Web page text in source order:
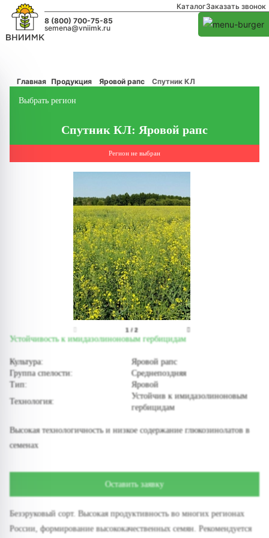
КаталогЗаказать звонок
8 (800) 700-75-85
semena@vniimk.ru
Главная Продукция Яровой рапс Спутник КЛ
Выбрать регион
Спутник КЛ: Яровой рапс
Регион не выбран
1/ 2
Устойчивость к имидазолиноновым гербицидам
Культура:
Яровой рапс
Группа спелости:
Среднепоздняя
Тип:
Яровой
Технология:
Устойчив к имидазолиноновым
гербицидам
Высокая технологичность и низкое содержание глюкозинолатов в
семенах
Оставить заявку
Безэруковый сорт. Высокая продуктивность во многих регионах
России, формирование высококачественных семян. Рекомендуется